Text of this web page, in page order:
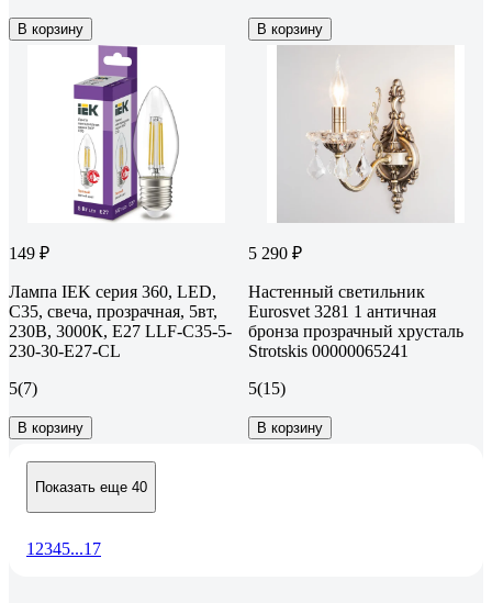
В корзину В корзину
149 ₽
Лампа IEK серия 360, LED,
C35, свеча, прозрачная, 5вт,
230В, 3000К, E27 LLF-C35-5-
230-30-E27-CL
5(7)
В корзину
5 290 ₽
Настенный светильник
Eurosvet 3281 1 античная
бронза прозрачный хрусталь
Strotskis 00000065241
5(15)
В корзину
Показать еще 40
1 2345...17